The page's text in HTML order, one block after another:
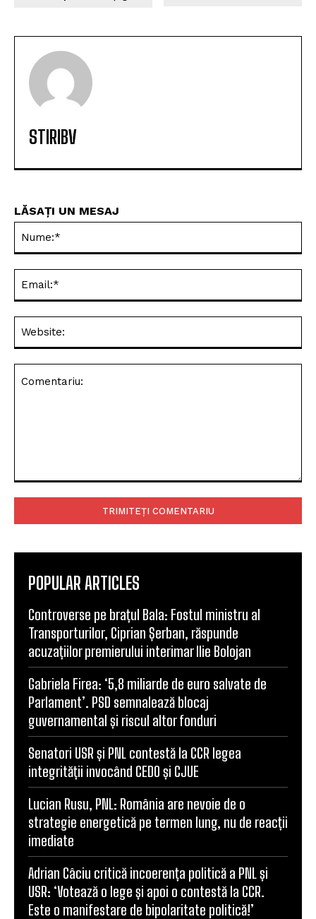
STIRIBV
LĂSAȚI UN MESAJ
POPULAR ARTICLES
Controverse pe brațul Bala: Fostul ministru al
Transporturilor, Ciprian Șerban, răspunde
acuzațiilor premierului interimar Ilie Bolojan
Gabriela Firea: ‘5,8 miliarde de euro salvate de
Parlament’. PSD semnalează blocaj
guvernamental și riscul altor fonduri
Senatori USR și PNL contestă la CCR legea
integrității invocând CEDO și CJUE
Lucian Rusu, PNL: România are nevoie de o
strategie energetică pe termen lung, nu de reacții
imediate
Adrian Câciu critică incoerența politică a PNL și
USR: ‘Votează o lege și apoi o contestă la CCR.
Este o manifestare de bipolaritate politică!’